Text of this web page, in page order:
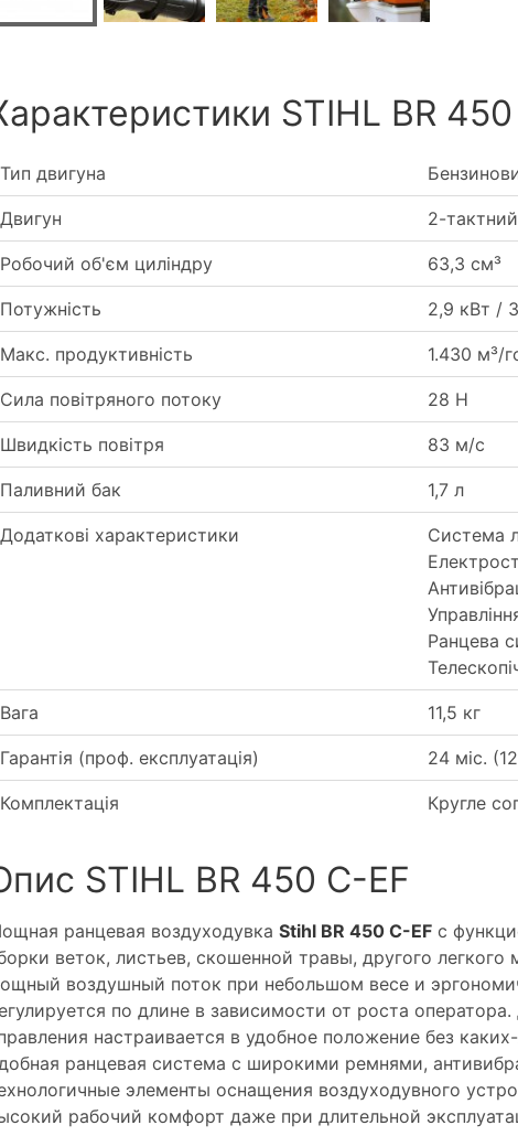
STIHL BR
Тип двигуна
Двигун 2-
Робочий об'єм циліндру 63,3 см³
Потужність 2,9 кВт /
Макс. продуктивність 1.430 м³/
Сила повітряного потоку 28 Н
Швидкість повітря 83 м/с
Паливний бак 1,7 л
Додаткові характеристики
Система
Ранцева
Вага 11,5 кг
Гарантія (проф. експлуатація) 24 міс.
Комплектація Кругле
STIHL BR 450 C-EF
ранцевая воздуходувка Stihl BR 450 C-EF с
веток, листьев, скошенной травы, другого
воздушный поток при небольшом весе и
по длине в зависимости от роста
настраивается в удобное положение без
ранцевая система с широкими ремнями,
элементы оснащения воздуходувного
рабочий комфорт даже при длительной